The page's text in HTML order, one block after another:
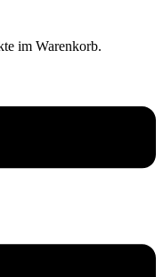
im Warenkorb.